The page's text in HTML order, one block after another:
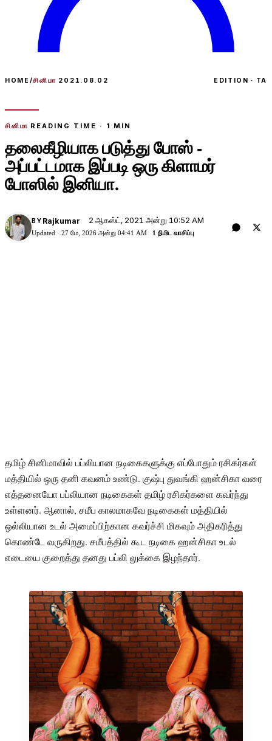
HOME/சினிமா 2021.08.02 EDITION · TA
சினிமா READING TIME · 1 MIN
தலைகீழியாக படுத்து போஸ் -
அப்பட்டமாக இப்படி ஒரு கிளாமர்
போஸில் இனியா.
BY Rajkumar 2 ஆகஸ்ட், 2021 அன்று 10:52 AM
Updated · 27 மே, 2026 அன்று 04:41 AM 1 நிமிட வாசிப்பு
தமிழ் சினிமாவில் பப்லியான நடிகைகளுக்கு எப்போதும் ரசிகர்கள்
மத்தியில் ஒரு தனி கவனம் உண்டு. குஷ்பு துவங்கி ஹன்சிகா வரை
எத்தனையோ பப்லியான நடிகைகள் தமிழ் ரசிகர்களை கவர்ந்து
உள்ளனர். ஆனால், சமீப காலமாகவே நடிகைகள் மத்தியில்
ஒல்லியான உடல் அமைப்பிற்கான கவர்ச்சி மிகவும் அதிகரித்து
கொண்டே வருகிறது. சமீபத்தில் கூட நடிகை ஹன்சிகா உடல்
எடையை குறைத்து தனது பப்லி லுக்கை இழந்தார்.